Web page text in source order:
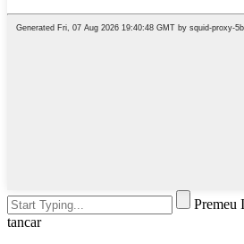
Premeu
tancar